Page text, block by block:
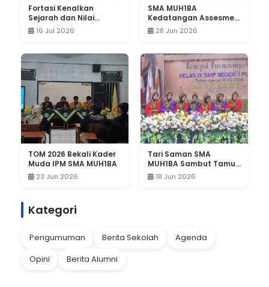
Fortasi Kenalkan
Sejarah dan Nilai
Perjuangan IPM,
Wujudkan Kader Pelajar
16 Jul 2026
SMA MUH1BA
Kedatangan Assesmen
dari PWM Jatim
28 Jun 2026
TOM 2026 Bekali Kader
Muda IPM SMA MUH1BA
23 Jun 2026
Tari Saman SMA
MUH1BA Sambut Tamu
Undangan Purnawiyata
SMPN 1 Pucuk
18 Jun 2026
Kategori
Pengumuman Berita Sekolah
Agenda
Opini
Berita Alumni